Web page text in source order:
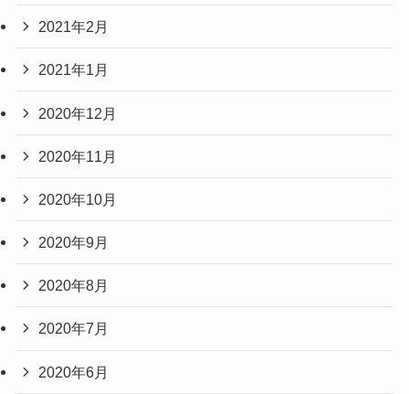
2021年2月
2021年1月
2020年12月
2020年11月
2020年10月
2020年9月
2020年8月
2020年7月
2020年6月